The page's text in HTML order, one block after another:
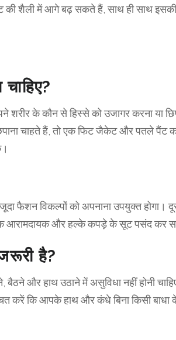
शैली में आगे बढ़ सकते हैं, साथ ही साथ
के कौन से हिस्से को उजागर करना या
चाहते हैं, तो एक फिट जैकेट और पतले पैंट
फैशन विकल्पों को अपनाना उपयुक्त होगा।
आरामदायक और हल्के कपड़े के सूट पसंद कर
है?
और हाथ उठाने में असुविधा नहीं होनी
करें कि आपके हाथ और कंधे बिना किसी